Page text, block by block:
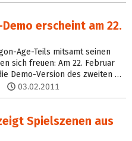
erscheint am 22.
Age-Teils mitsamt seinen
sich freuen: Am 22. Februar
Demo-Version des zweiten …
03.02.2011
Spielszenen aus